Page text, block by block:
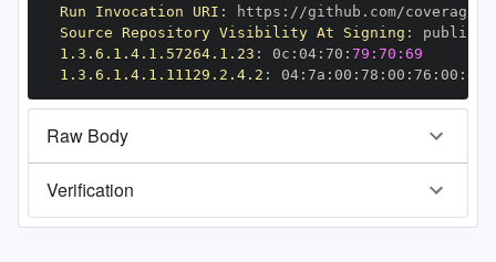
Run Invocation URI : https :
Source Repository Visibility At Signing :
1.3.6.1.4.1.57264.1.23 : 0c : 04: 70 : 79:70:69
1.3.6.1.4.1.11129.2.4.2 : 04: 7a : 00 : 78 : 00 : 76 : 00 : dd
Raw Body
Verification